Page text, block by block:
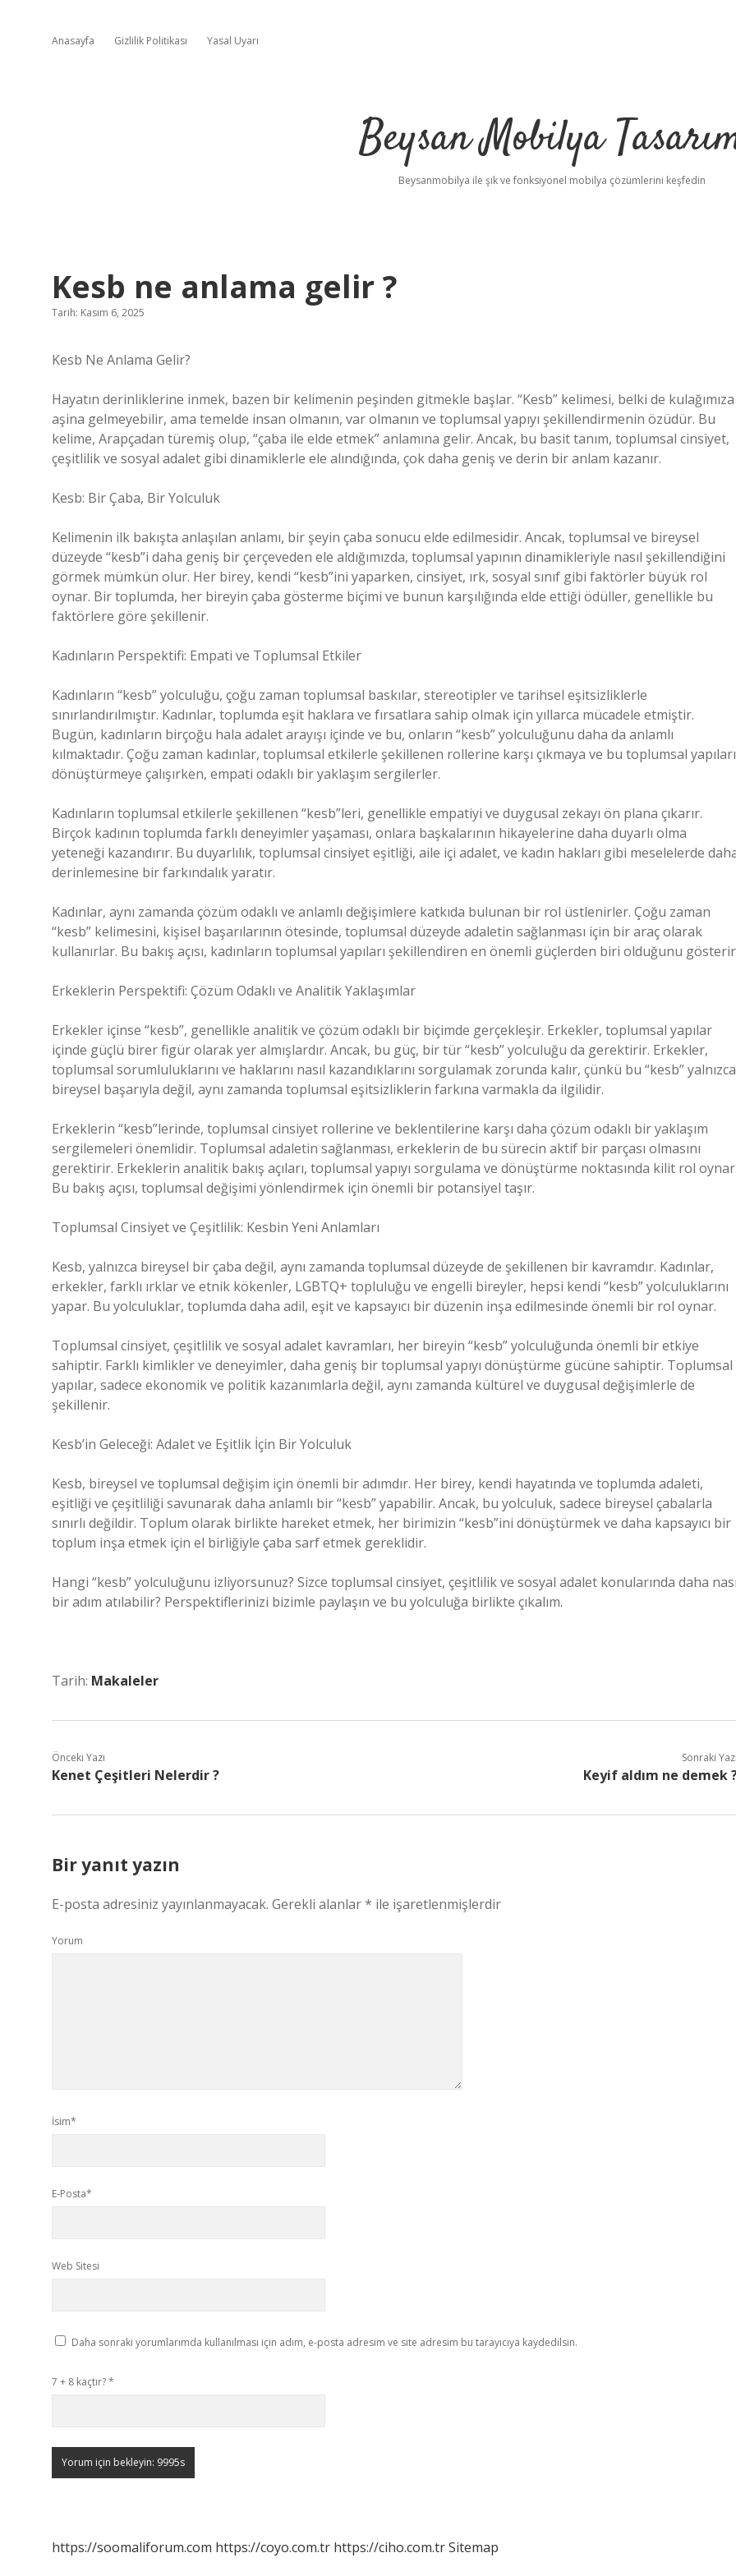
Anasayfa Gizlilik Politikası Yasal Uyarı
Beysan Mobilya
Beysanmobilya ile şık ve fonksiyonel mobilya çözümlerini keşfedin
Kesb ne anlama gelir ?
Tarih: Kasım 6, 2025
Kesb Ne Anlama Gelir?
Hayatın derinliklerine inmek, bazen bir kelimenin peşinden gitmekle başlar. “Kesb” kelimesi, belki de kulağımıza
aşina gelmeyebilir, ama temelde insan olmanın, var olmanın ve toplumsal yapıyı şekillendirmenin özüdür. Bu
kelime, Arapçadan türemiş olup, “çaba ile elde etmek” anlamına gelir. Ancak, bu basit tanım, toplumsal cinsiyet,
çeşitlilik ve sosyal adalet gibi dinamiklerle ele alındığında, çok daha geniş ve derin bir anlam kazanır.
Kesb: Bir Çaba, Bir Yolculuk
Kelimenin ilk bakışta anlaşılan anlamı, bir şeyin çaba sonucu elde edilmesidir. Ancak, toplumsal ve bireysel
düzeyde “kesb”i daha geniş bir çerçeveden ele aldığımızda, toplumsal yapının dinamikleriyle nasıl şekillendiğini
görmek mümkün olur. Her birey, kendi “kesb”ini yaparken, cinsiyet, ırk, sosyal sınıf gibi faktörler büyük rol
oynar. Bir toplumda, her bireyin çaba gösterme biçimi ve bunun karşılığında elde ettiği ödüller, genellikle bu
faktörlere göre şekillenir.
Kadınların Perspektifi: Empati ve Toplumsal Etkiler
Kadınların “kesb” yolculuğu, çoğu zaman toplumsal baskılar, stereotipler ve tarihsel eşitsizliklerle
sınırlandırılmıştır. Kadınlar, toplumda eşit haklara ve fırsatlara sahip olmak için yıllarca mücadele etmiştir.
Bugün, kadınların birçoğu hala adalet arayışı içinde ve bu, onların “kesb” yolculuğunu daha da anlamlı
kılmaktadır. Çoğu zaman kadınlar, toplumsal etkilerle şekillenen rollerine karşı çıkmaya ve bu toplumsal yapıları
dönüştürmeye çalışırken, empati odaklı bir yaklaşım sergilerler.
Kadınların toplumsal etkilerle şekillenen “kesb”leri, genellikle empatiyi ve duygusal zekayı ön plana çıkarır.
Birçok kadının toplumda farklı deneyimler yaşaması, onlara başkalarının hikayelerine daha duyarlı olma
yeteneği kazandırır. Bu duyarlılık, toplumsal cinsiyet eşitliği, aile içi adalet, ve kadın hakları gibi meselelerde
derinlemesine bir farkındalık yaratır.
Kadınlar, aynı zamanda çözüm odaklı ve anlamlı değişimlere katkıda bulunan bir rol üstlenirler. Çoğu zaman
“kesb” kelimesini, kişisel başarılarının ötesinde, toplumsal düzeyde adaletin sağlanması için bir araç olarak
kullanırlar. Bu bakış açısı, kadınların toplumsal yapıları şekillendiren en önemli güçlerden biri olduğunu
Erkeklerin Perspektifi: Çözüm Odaklı ve Analitik Yaklaşımlar
Erkekler içinse “kesb”, genellikle analitik ve çözüm odaklı bir biçimde gerçekleşir. Erkekler, toplumsal yapılar
içinde güçlü birer figür olarak yer almışlardır. Ancak, bu güç, bir tür “kesb” yolculuğu da gerektirir. Erkekler,
toplumsal sorumluluklarını ve haklarını nasıl kazandıklarını sorgulamak zorunda kalır, çünkü bu “kesb” yalnızca
bireysel başarıyla değil, aynı zamanda toplumsal eşitsizliklerin farkına varmakla da ilgilidir.
Erkeklerin “kesb”lerinde, toplumsal cinsiyet rollerine ve beklentilerine karşı daha çözüm odaklı bir yaklaşım
sergilemeleri önemlidir. Toplumsal adaletin sağlanması, erkeklerin de bu sürecin aktif bir parçası olmasını
gerektirir. Erkeklerin analitik bakış açıları, toplumsal yapıyı sorgulama ve dönüştürme noktasında kilit rol oynar.
Bu bakış açısı, toplumsal değişimi yönlendirmek için önemli bir potansiyel taşır.
Toplumsal Cinsiyet ve Çeşitlilik: Kesbin Yeni Anlamları
Kesb, yalnızca bireysel bir çaba değil, aynı zamanda toplumsal düzeyde de şekillenen bir kavramdır. Kadınlar,
erkekler, farklı ırklar ve etnik kökenler, LGBTQ+ topluluğu ve engelli bireyler, hepsi kendi “kesb” yolculuklarını
yapar. Bu yolculuklar, toplumda daha adil, eşit ve kapsayıcı bir düzenin inşa edilmesinde önemli bir rol oynar.
Toplumsal cinsiyet, çeşitlilik ve sosyal adalet kavramları, her bireyin “kesb” yolculuğunda önemli bir etkiye
sahiptir. Farklı kimlikler ve deneyimler, daha geniş bir toplumsal yapıyı dönüştürme gücüne sahiptir. Toplumsal
yapılar, sadece ekonomik ve politik kazanımlarla değil, aynı zamanda kültürel ve duygusal değişimlerle de
şekillenir.
Kesb’in Geleceği: Adalet ve Eşitlik İçin Bir Yolculuk
Kesb, bireysel ve toplumsal değişim için önemli bir adımdır. Her birey, kendi hayatında ve toplumda adaleti,
eşitliği ve çeşitliliği savunarak daha anlamlı bir “kesb” yapabilir. Ancak, bu yolculuk, sadece bireysel çabalarla
sınırlı değildir. Toplum olarak birlikte hareket etmek, her birimizin “kesb”ini dönüştürmek ve daha kapsayıcı bir
toplum inşa etmek için el birliğiyle çaba sarf etmek gereklidir.
Hangi “kesb” yolculuğunu izliyorsunuz? Sizce toplumsal cinsiyet, çeşitlilik ve sosyal adalet konularında daha
bir adım atılabilir? Perspektiflerinizi bizimle paylaşın ve bu yolculuğa birlikte çıkalım.
Tarih: Makaleler
Önceki Yazı
Kenet Çeşitleri Nelerdir ?
Sonraki Yazı
Keyif aldım ne demek
Bir yanıt yazın
E-posta adresiniz yayınlanmayacak. Gerekli alanlar* ile işaretlenmişlerdir
Yorum
İsim*
E-Posta*
Web Sitesi
Daha sonraki yorumlarımda kullanılması için adım, e-posta adresim ve site adresim bu tarayıcıya kaydedilsin.
7 + 8 kaçtır?*
https://soomaliforum.com https://coyo.com.tr https://ciho.com.trSitemap